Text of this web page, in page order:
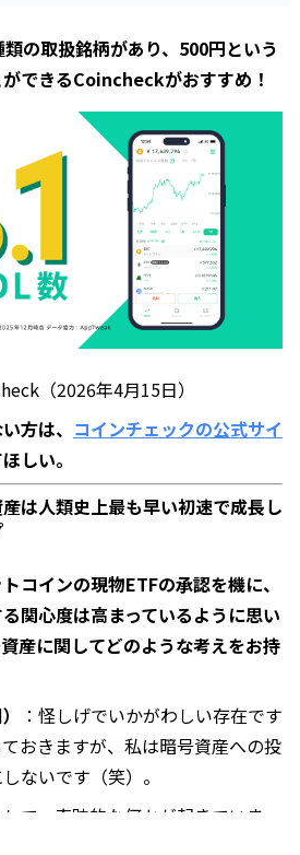
の取扱銘柄があり、500円という
できるCoincheckがおすすめ！
（2026年4月15日）
方は、 コインチェックの公式サイ
しい。
は人類史上最も早い初速で成長し
インの現物ETFの承認を機に、
関心度は高まっているように思い
産に関してどのような考えをお持
：怪しげでいかがわしい存在です
おきますが、私は暗号資産への投
ないです（笑）。
て、奇跡的な何かが起きていま